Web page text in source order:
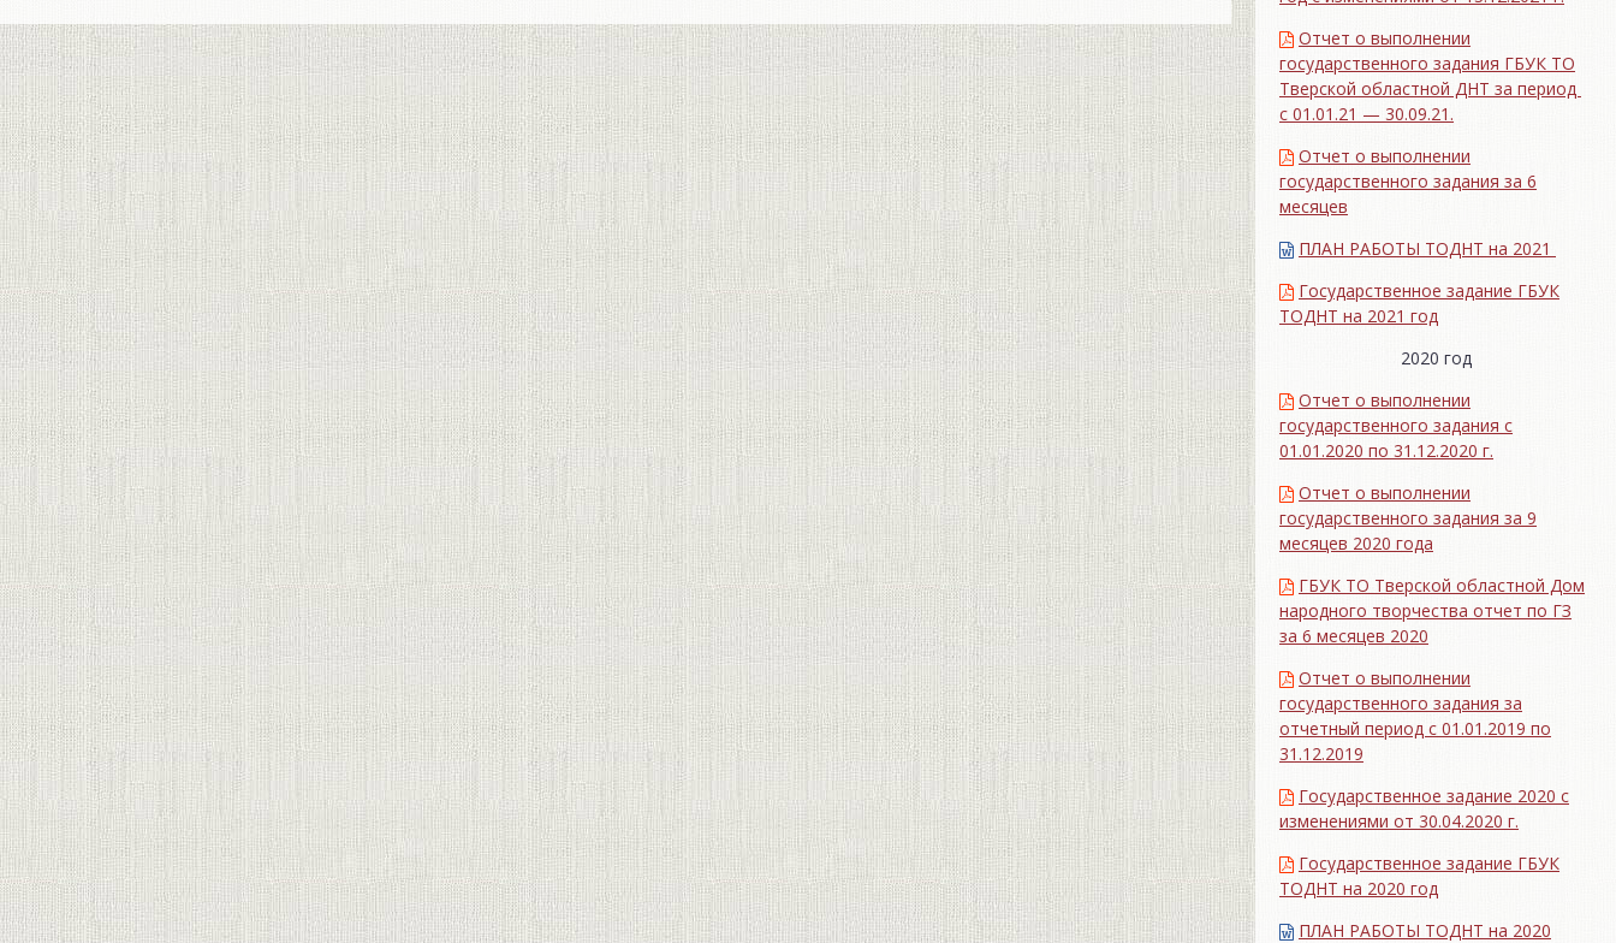
Отчет о выполнении
государственного задания ГБУК ТО
Тверской областной ДНТ за период
с 01.01.21 — 30.09.21.
Отчет о выполнении
государственного задания за 6
месяцев
ПЛАН РАБОТЫ ТОДНТ на 2021
Государственное задание ГБУК
ТОДНТ на 2021 год
2020 год
Отчет о выполнении
государственного задания с
01.01.2020 по 31.12.2020 г.
Отчет о выполнении
государственного задания за 9
месяцев 2020 года
ГБУК ТО Тверской областной Дом
народного творчества отчет по ГЗ
за 6 месяцев 2020
Отчет о выполнении
государственного задания за
отчетный период с 01.01.2019 по
31.12.2019
Государственное задание 2020 с
изменениями от 30.04.2020 г.
Государственное задание ГБУК
ТОДНТ на 2020 год
ПЛАН РАБОТЫ ТОДНТ на 2020